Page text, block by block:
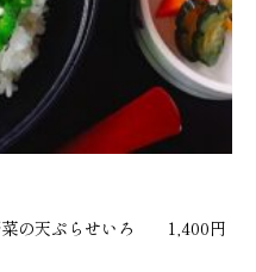
菜の天ぷらせいろ 1,400円